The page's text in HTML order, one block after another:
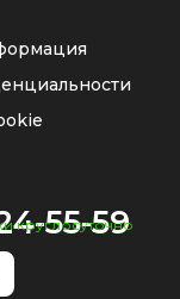
55-59
круглосуточно